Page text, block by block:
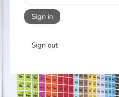
Sign in
Sign out